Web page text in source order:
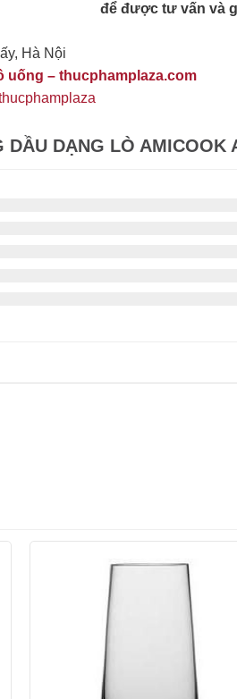
để được tư vấn và
Hà Nội
uống – thucphamplaza.com
DẦU DẠNG LÒ AMICOOK